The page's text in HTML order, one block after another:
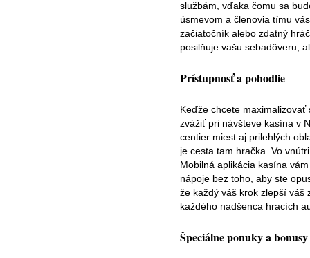
službám, vďaka čomu sa
úsmevom a členovia tímu
začiatočník alebo zdatný
posilňuje vašu sebadôveru,
Prístupnosť a pohodlie
Keďže chcete
zvážiť pri návšteve kasína v
centier miest aj prilehlých
je cesta tam hračka. Vo
Mobilná aplikácia kasína
nápoje bez toho, aby ste
že každý váš krok zlepší váš
každého nadšenca hracích
Špeciálne ponuky a bonusy